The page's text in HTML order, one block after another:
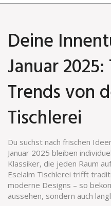
Deine
Januar
Trends von
Tischlerei
Du suchst nach frischen
Januar 2025 bleiben
Klassiker, die jeden Raum
Eselalm Tischlerei trifft
moderne Designs – so
aussehen, sondern auch